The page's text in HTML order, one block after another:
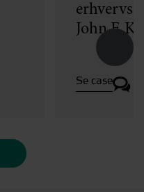
John F.
Se case